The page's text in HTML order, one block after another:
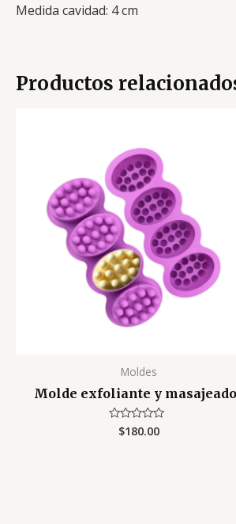
Medida cavidad: 4 cm
Productos
Moldes
Molde exfoliante y
Valorado
con
$180.00